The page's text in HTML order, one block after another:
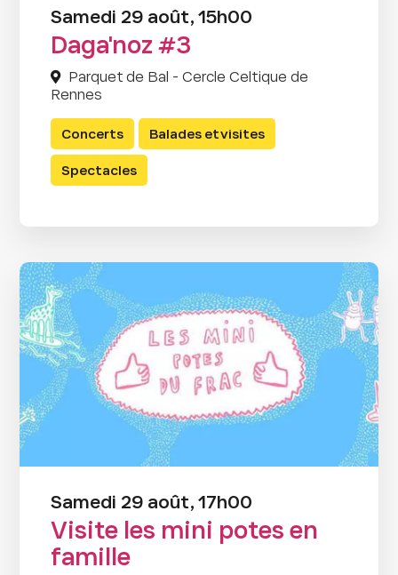
Samedi 29 août, 15h00
Daga'noz #3
Parquet de Bal - Cercle Celtique de
Rennes
Concerts Balades et visites
Spectacles
Samedi 29 août, 17h00
Visite les mini potes en
famille